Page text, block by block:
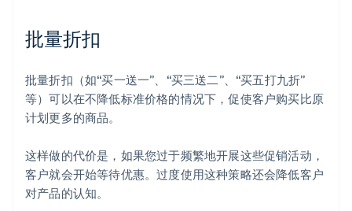
批量折扣
批量折扣（如“买一送一”、“买三送二”、“买五打九折”
等）可以在不降低标准价格的情况下，促使客户购买比原
计划更多的商品。
这样做的代价是，如果您过于频繁地开展这些促销活动，
客户就会开始等待优惠。过度使用这种策略还会降低客户
对产品的认知。